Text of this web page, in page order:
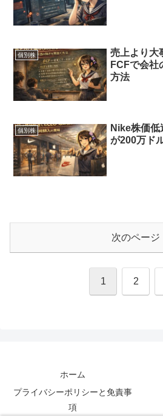
個別株
売上より
FCFで会社
方法
個別株
Nike株価
が200万ド
次のページ
1 2
ホーム
プライバシーポリシーと免責事
項